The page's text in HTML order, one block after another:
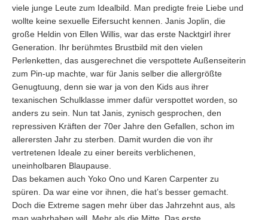
viele junge Leute zum Idealbild. Man predigte freie Liebe und
wollte keine sexuelle Eifersucht kennen. Janis Joplin, die
große Heldin von Ellen Willis, war das erste Nacktgirl ihrer
Generation. Ihr berühmtes Brustbild mit den vielen
Perlenketten, das ausgerechnet die verspottete Außenseiterin
zum Pin-up machte, war für Janis selber die allergrößte
Genugtuung, denn sie war ja von den Kids aus ihrer
texanischen Schulklasse immer dafür verspottet worden, so
anders zu sein. Nun tat Janis, zynisch gesprochen, den
repressiven Kräften der 70er Jahre den Gefallen, schon im
allerersten Jahr zu sterben. Damit wurden die von ihr
vertretenen Ideale zu einer bereits verblichenen,
uneinholbaren Blaupause.
Das bekamen auch Yoko Ono und Karen Carpenter zu
spüren. Da war eine vor ihnen, die hat’s besser gemacht.
Doch die Extreme sagen mehr über das Jahrzehnt aus, als